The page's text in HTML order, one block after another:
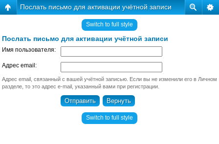
Послать письмо для активации учётной записи
Switch to full style
Послать письмо для активации учётной записи
Имя пользователя:
Адрес email:
Адрес email, связанный с вашей учётной записью. Если вы не изменили его в Личном
разделе, то это адрес e-mail, указанный вами при регистрации.
Switch to full style